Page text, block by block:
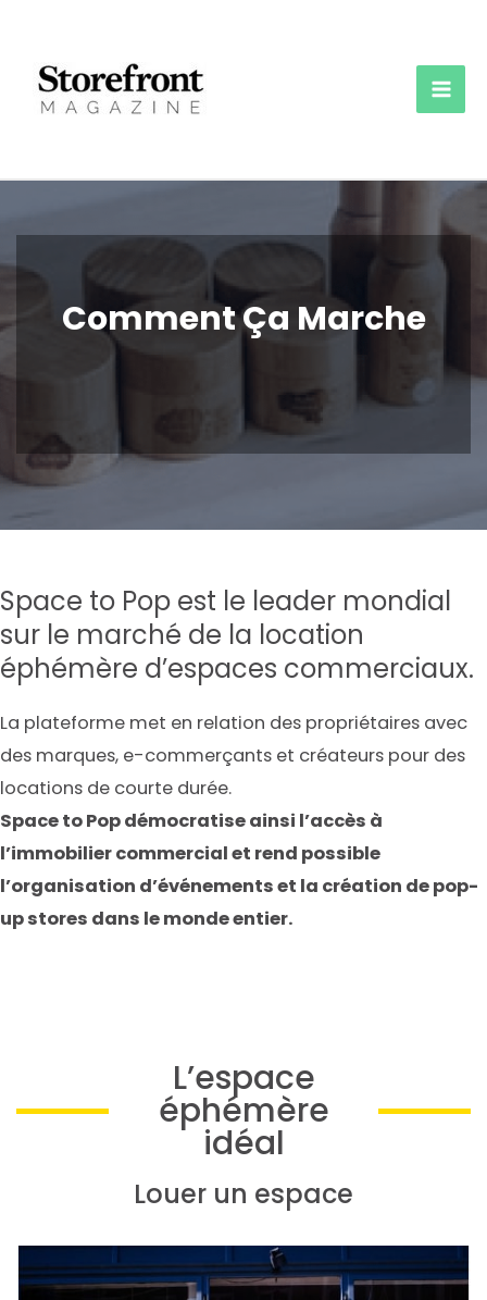
contenu
Comment Ça Marche
Space to Pop est le leader mondial
sur le marché de la location
éphémère d’espaces commerciaux.
La plateforme met en relation des propriétaires avec
des marques, e-commerçants et créateurs pour des
locations de courte durée.
Space to Pop démocratise ainsi l’accès à
l’immobilier commercial et rend possible
l’organisation d’événements et la création de pop-
up stores dans le monde entier.
L’espace
éphémère
idéal
Louer un espace